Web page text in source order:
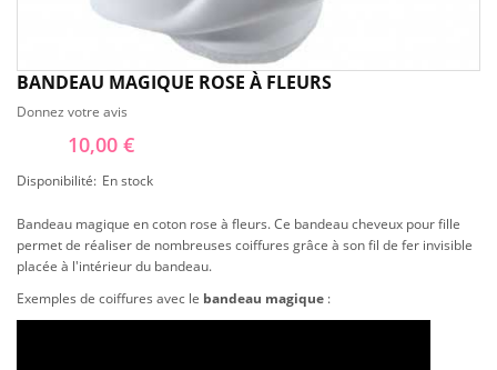
BANDEAU MAGIQUE ROSE À FLEURS
Donnez votre avis
10,00 €
Disponibilité: En stock
Bandeau magique en coton rose à fleurs. Ce bandeau cheveux pour fille
permet de réaliser de nombreuses coiffures grâce à son fil de fer invisible
placée à l'intérieur du bandeau.
Exemples de coiffures avec le bandeau magique :